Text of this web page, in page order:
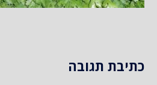
כתיבת תגובה